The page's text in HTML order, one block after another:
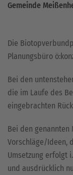
Gemeinde
Die
Planungsbüro
Bei den
die im Laufe des
eingebrachten
Bei den genannten
Vorschläge/Ideen,
Umsetzung erfolgt
und ausdrücklich